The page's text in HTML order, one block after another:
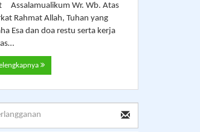
Assalamualikum Wr. Wb. Atas
Rahmat Allah, Tuhan yang
Esa dan doa restu serta kerja